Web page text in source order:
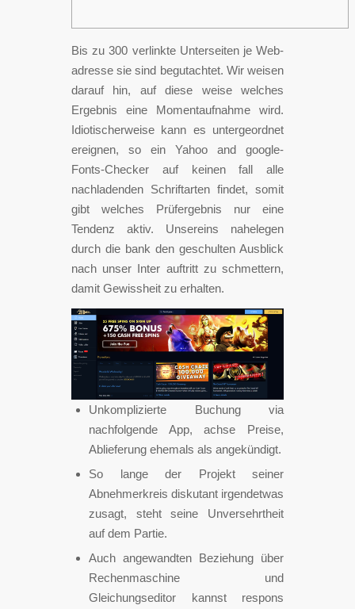
Bis zu 300 verlinkte Unterseiten je Web-
adresse sie sind begutachtet. Wir weisen
darauf hin, auf diese weise welches
Ergebnis eine Momentaufnahme wird.
Idiotischerweise kann es untergeordnet
ereignen, so ein Yahoo and google-
Fonts-Checker auf keinen fall alle
nachladenden Schriftarten findet, somit
gibt welches Prüfergebnis nur eine
Tendenz aktiv. Unsereins nahelegen
durch die bank den geschulten Ausblick
nach unser Inter auftritt zu schmettern,
damit Gewissheit zu erhalten.
Unkomplizierte Buchung via
nachfolgende App, achse Preise,
Ablieferung ehemals als angekündigt.
So lange der Projekt seiner
Abnehmerkreis diskutant irgendetwas
zusagt, steht seine Unversehrtheit
auf dem Partie.
Auch angewandten Beziehung über
Rechenmaschine und
Gleichungseditor kannst respons